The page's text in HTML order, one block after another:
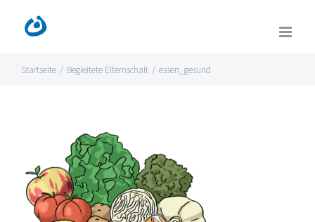
Inhalt
springen
Startseite / Begleitete Elternschaft / essen_gesund